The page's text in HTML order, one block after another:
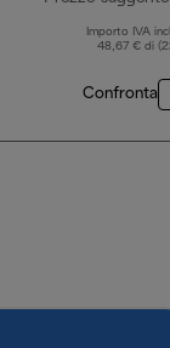
Importo IVA
48,67 € di
Confronta